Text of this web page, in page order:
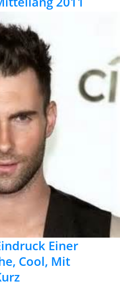
Einer
Cool, Mit